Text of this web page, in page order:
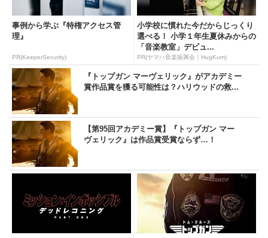
事例から学ぶ『特権アクセス管
理』
PR(KeeperSecurity)
小学校に慣れた今だからじっくり
選べる！ 小学１年生夏休みからの
「音楽教室」デビュ...
PR(ヤマハ音楽振興会｜HugKum)
『トップガン マーヴェリック』がアカデミー
賞作品賞を獲る可能性は？ハリウッドの救...
【第95回アカデミー賞】『トップガン マー
ヴェリック』は作品賞受賞ならず…！